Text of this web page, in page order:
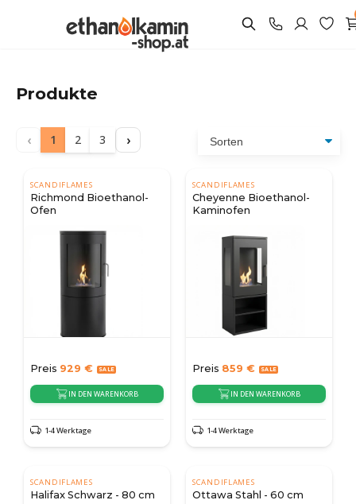
Produkte
‹ 1 2 3 ›
SCANDIFLAMES
Richmond Bioethanol-
Ofen
Preis 929 €
IN DEN WARENKORB
1-4 Werktage
SCANDIFLAMES
Cheyenne Bioethanol-
Kaminofen
Preis 859 €
IN DEN WARENKORB
1-4 Werktage
SCANDIFLAMES
Halifax Schwarz - 80 cm
SCANDIFLAMES
Ottawa Stahl - 60 cm